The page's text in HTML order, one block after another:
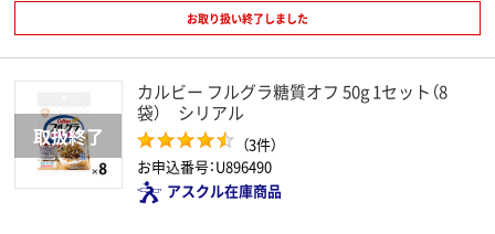
お取り扱い終了しました
カルビー フルグラ糖質オフ 50g 1セット（8
袋） シリアル
（3件）
お申込番号：U896490
アスクル在庫商品